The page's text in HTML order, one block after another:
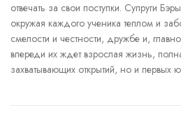
отвечать за свои поступки. Супруги
окружая каждого ученика теплом и
смелости и честности, дружбе и,
впереди их ждет взрослая жизнь,
захватывающих открытий, но и